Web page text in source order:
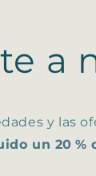
a
y las
un 20 %